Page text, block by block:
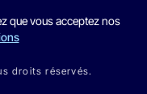
que vous acceptez nos
droits réservés.